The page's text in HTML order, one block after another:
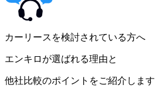
カーリースを検討されている方へ
エンキロが選ばれる理由と
他社比較のポイントをご紹介します